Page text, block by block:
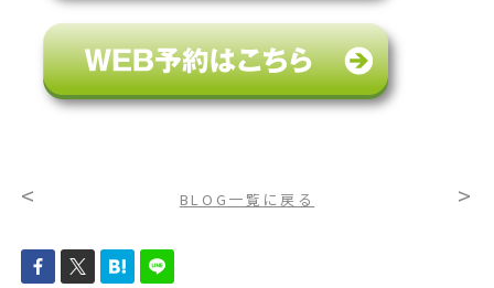
< BLOG一覧に戻る >